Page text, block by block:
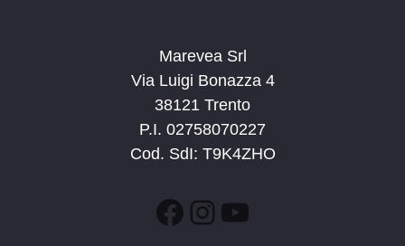
Marevea Srl
Via Luigi Bonazza 4
38121 Trento
P.I. 02758070227
Cod. SdI: T9K4ZHO
Facebook
Instagram
YouTube